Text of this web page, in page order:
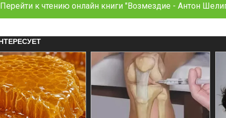
Перейти к чтению онлайн книги "Возмездие - Антон